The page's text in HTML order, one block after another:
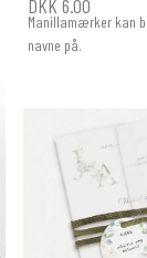
DKK 6.00
Manillamærker kan
navne på.